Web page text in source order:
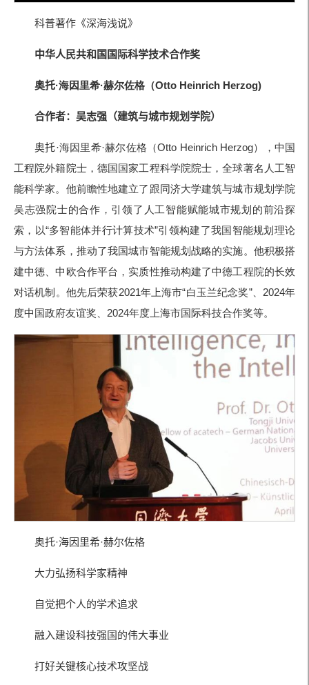
科普著作《深海浅说》
中华人民共和国 国际科学技术合作奖
奥托·海因里希·赫尔佐格 （Otto Heinrich Herzog)
合作者：吴志强 （建筑与城市规划学院）
奥托·海因里希·赫尔佐格 （Otto Heinrich Herzog）
，中国
工程院外籍院士，德国国家工程科学院院士，全球著名人工智
能科学家。他前瞻性地建立了 跟同济大学建筑与城市规划学院
吴志强院士的合作 ，引领了人工智能赋能城市规划的前沿探
索，以“多智能体并行计算技术”引领构建了我国智能规划理论
与方法体系，推动了我国城市智能规划战略的实施。他积极搭
建中德、中欧合作平台，实质性推动构建了中德工程院的长效
对话机制。他先后荣获2021年上海市“白玉兰纪念奖”、 2024年
度中国政府友谊奖、 2024年度上海市国际科技合作奖等。
奥托·海因里希·赫尔佐格
大力弘扬科学家精神
自觉把个人的学术追求
融入建设科技强国的伟大事业
打好关键核心技术攻坚战